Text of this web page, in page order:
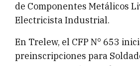
de Componentes Metálicos
Electricista Industrial.
En Trelew, el CFP N° 653
preinscripciones para